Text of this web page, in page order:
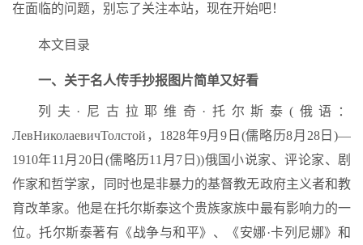
在面临的问题，别忘了关注本站，现在开始吧！
本文目录
一、关于名人传手抄报图片简单又好看
列夫·尼古拉耶维奇·托尔斯泰(俄语：
ЛевНиколаевичТолстой，1828年9月9日(儒略历8月28日)—
1910年11月20日(儒略历11月7日))俄国小说家、评论家、剧
作家和哲学家，同时也是非暴力的基督教无政府主义者和教
育改革家。他是在托尔斯泰这个贵族家族中最有影响力的一
位。托尔斯泰著有《战争与和平》、《安娜·卡列尼娜》和